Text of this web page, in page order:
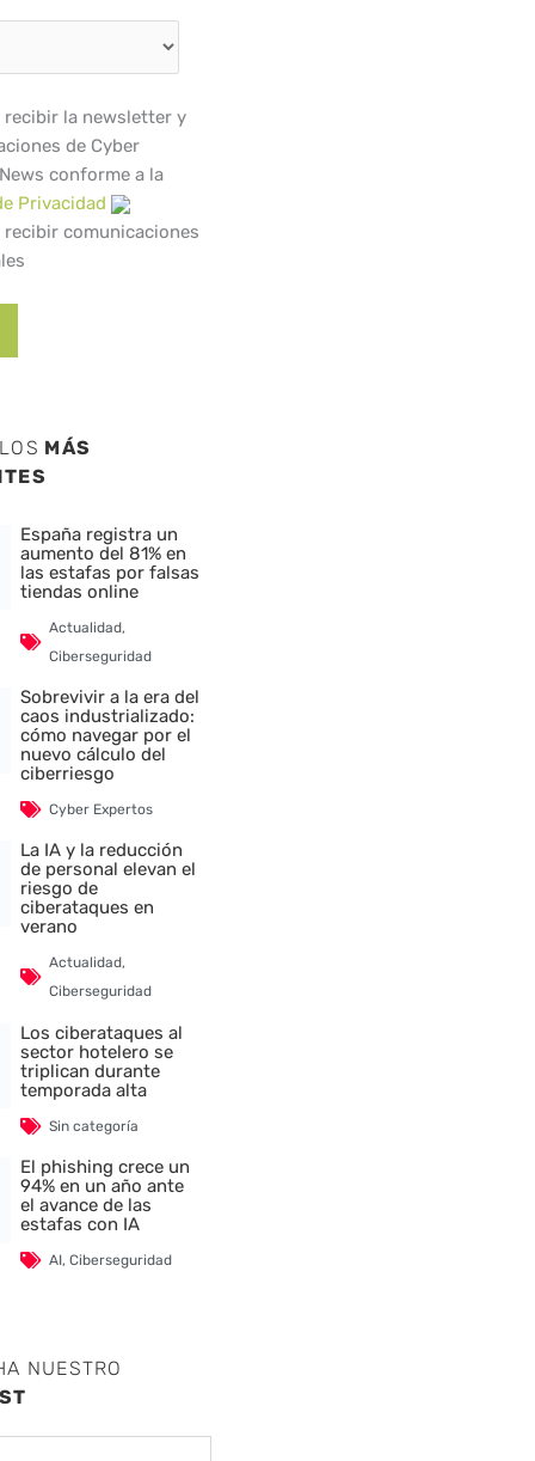
recibir la newsletter y
de Cyber
conforme a la
Privacidad
recibir comunicaciones
MÁS
España registra un
aumento del 81% en
las estafas por falsas
tiendas online
Actualidad,
Ciberseguridad
Sobrevivir a la era del
caos industrializado:
cómo navegar por el
nuevo cálculo del
ciberriesgo
Cyber Expertos
La IA y la reducción
de personal elevan el
riesgo de
ciberataques en
verano
Actualidad,
Ciberseguridad
Los ciberataques al
sector hotelero se
triplican durante
temporada alta
Sin categoría
El phishing crece un
94% en un año ante
el avance de las
estafas con IA
AI,Ciberseguridad
NUESTRO